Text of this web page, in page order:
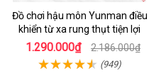
Đồ chơi hậu môn Yunman điều
khiển từ xa rung thụt tiện lợi
1.290.000₫ 2.186.000₫
(949)